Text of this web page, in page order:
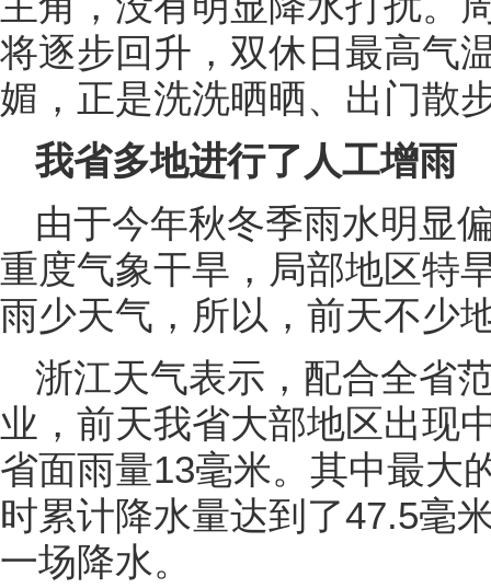
将逐步回升，双休日最高气
媚，正是洗洗晒晒、出门散
我省多地进行了人工增雨
由于今年秋冬季雨水明显
重度气象干旱，局部地区特
雨少天气，所以，前天不少
浙江天气表示，配合全省
业，前天我省大部地区出现
省面雨量13毫米。其中最大
时累计降水量达到了47.5毫
一场降水。